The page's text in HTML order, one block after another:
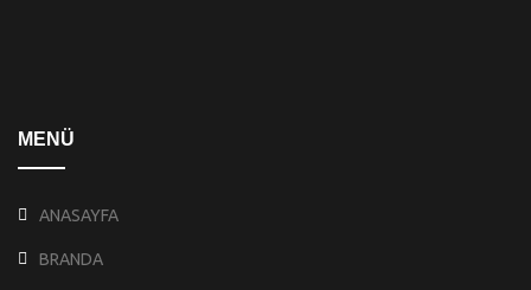
MENÜ
ANASAYFA
BRANDA